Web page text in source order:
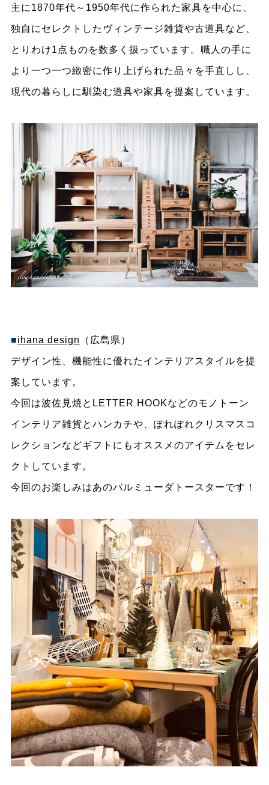
主に1870年代～1950年代に作られた家具を中心に、
独自にセレクトしたヴィンテージ雑貨や古道具など、
とりわけ1点ものを数多く扱っています。職人の手に
より一つ一つ緻密に作り上げられた品々を手直しし、
現代の暮らしに馴染む道具や家具を提案しています。
■ihana design （広島県）
デザイン性、機能性に優れたインテリアスタイルを提
案しています。
今回は波佐見焼とLETTER HOOKなどのモノトーン
インテリア雑貨とハンカチや、ぽれぽれクリスマスコ
レクションなどギフトにもオススメのアイテムをセレ
クトしています。
今回のお楽しみはあのバルミューダトースターです！